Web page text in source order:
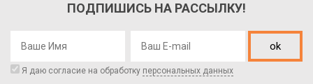
ПОДПИШИСЬ НА РАССЫЛКУ!
ok
Я даю согласие на обработку персональных данных